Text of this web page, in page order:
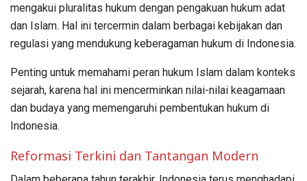
mengakui pluralitas hukum dengan pengakuan hukum adat
dan Islam. Hal ini tercermin dalam berbagai kebijakan dan
regulasi yang mendukung keberagaman hukum di Indonesia.
Penting untuk memahami peran hukum Islam dalam konteks
sejarah, karena hal ini mencerminkan nilai-nilai keagamaan
dan budaya yang memengaruhi pembentukan hukum di
Indonesia.
Reformasi Terkini dan Tantangan Modern